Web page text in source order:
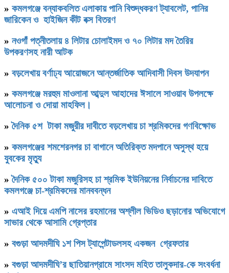
» কমলগঞ্জে বন্যাকবলিত এলাকায় পানি বিশুদ্ধকরণ ট্যাবলেট, পানির
জারিকেন ও হাইজিন কীট বক্স বিতরণ
» নওগাঁ পত্নীতলায় ৪ লিটার চোলাইমদ ও ৭০ লিটার মদ তৈরির
উপকরণসহ নারী আটক
» বড়লেখায় বর্ণাঢ্য আয়োজনে আন্তর্জাতিক আদিবাসী দিবস উদযাপন
» কমলগঞ্জে মরহুম মাওলানা আব্দুল আহাদের ঈসালে সাওয়াব উপলক্ষে
আলোচনা ও দোয়া মাহফিল।
»দৈনিক ৫শ টাকা মজুরীর দাবীতে বড়লেখায় চা শ্রমিকদের গণবিক্ষোভ
» কমলগঞ্জের শমশেরনগর চা বাগানে অতিরিক্ত মদপানে অসুস্থ হয়ে
যুবকের মৃত্যু
»দৈনিক ৫০০ টাকা মজুরিসহ চা শ্রমিক ইউনিয়নের নির্বাচনের দাবিতে
কমলগঞ্জে চা-শ্রমিকদের মানববন্ধন
» এআই দিয়ে এমপি নাসের রহমানের অশ্লীল ভিডিও ছড়ানোর অভিযোগে
সাভার থেকে আসামি গ্রেপ্তার
» বগুড়া আদমদীঘি ১শ পিস ট্যাপেন্টাডলসহ একজন গ্রেফতার
» বগুড়া আদমদীঘি’র ছাতিয়ানগ্রামে সাংসদ মহিত তালুকদার-কে সংবর্ধনা